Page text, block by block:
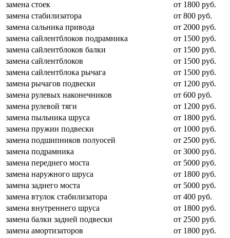
замена стоек
от 1800 руб.
замена стабилизатора
от 800 руб.
замена сальника привода
от 2000 руб.
замена сайлентблоков подрамника
от 1500 руб.
замена сайлентблоков балки
от 1500 руб.
замена сайлентблоков
от 1500 руб.
замена сайлентблока рычага
от 1500 руб.
замена рычагов подвески
от 1200 руб.
замена рулевых наконечников
от 600 руб.
замена рулевой тяги
от 1200 руб.
замена пыльника шруса
от 1800 руб.
замена пружин подвески
от 1000 руб.
замена подшипников полуосей
от 2500 руб.
замена подрамника
от 3000 руб.
замена переднего моста
от 5000 руб.
замена наружного шруса
от 1800 руб.
замена заднего моста
от 5000 руб.
замена втулок стабилизатора
от 400 руб.
замена внутреннего шруса
от 1800 руб.
замена балки задней подвески
от 2500 руб.
замена амортизаторов
от 1800 руб.